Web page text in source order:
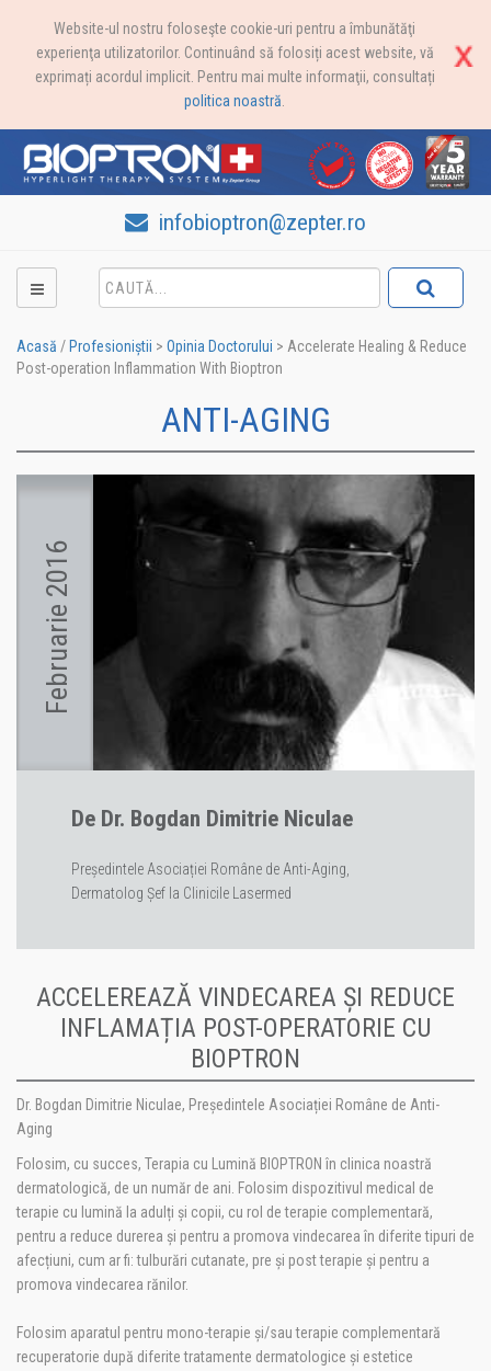
Website-ul nostru foloseşte cookie-uri pentru a îmbunătăţi
experienţa utilizatorilor. Continuând să folosiți acest website, vă
exprimați acordul implicit. Pentru mai multe informaţii, consultați
politica noastră
infobioptron@zepter.ro
Acasă / Profesioniștii > Opinia Doctorului > Accelerate Healing & Reduce
Post-operation Inflammation With Bioptron
ANTI-AGING
Februarie 2016
De Dr. Bogdan Dimitrie Niculae
Președintele Asociației Române de Anti-Aging,
Dermatolog Șef la Clinicile Lasermed
ACCELEREAZĂ VINDECAREA ȘI REDUCE
INFLAMAȚIA POST-OPERATORIE CU
BIOPTRON
Dr. Bogdan Dimitrie Niculae, Președintele Asociației Române de Anti-
Aging
Folosim, cu succes, Terapia cu Lumină BIOPTRON în clinica noastră
dermatologică, de un număr de ani. Folosim dispozitivul medical de
terapie cu lumină la adulți și copii, cu rol de terapie complementară,
pentru a reduce durerea și pentru a promova vindecarea în diferite tipuri de
afecțiuni, cum ar fi: tulburări cutanate, pre și post terapie și pentru a
promova vindecarea rănilor.
Folosim aparatul pentru mono-terapie și/sau terapie complementară
recuperatorie după diferite tratamente dermatologice și estetice